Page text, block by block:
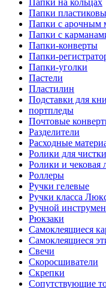
Папки на кольцах
Папки
Папки с арочным
Папки с
Папки-конверты
Папки-
Папки-уголки
Пастели
Пластилин
Подставки для
портпледы
Почтовые
Разделители
Расходные
Ролики для
Ролики и чековая
Роллеры
Ручки гелевые
Ручки класса
Ручной
Рюкзаки
Самоклеящиеся
Самоклеящиеся
Свечи
Скоросшиватели
Скрепки
Сопутствующие